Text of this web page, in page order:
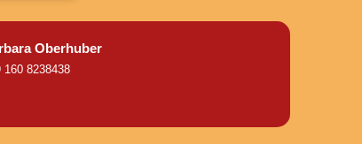
Oberhuber
160 8238438